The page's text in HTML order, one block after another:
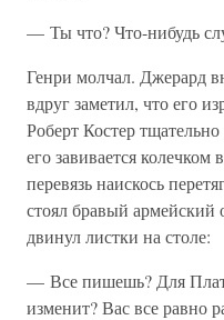
— Ты что? Что-нибудь
Генри молчал. Джерард
вдруг заметил, что его
Роберт Костер
его завивается колечком
перевязь наискось
стоял бравый
двинул листки на столе:
— Все пишешь? Для
изменит? Вас все равно